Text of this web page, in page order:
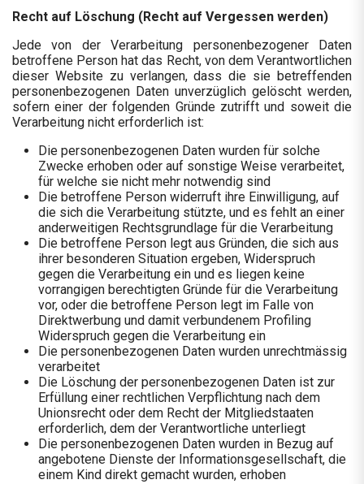
Recht auf Löschung (Recht auf Vergessen werden)
Jede von der Verarbeitung personenbezogener Daten
betroffene Person hat das Recht, von dem Verantwortlichen
dieser Website zu verlangen, dass die sie betreffenden
personenbezogenen Daten unverzüglich gelöscht werden,
sofern einer der folgenden Gründe zutrifft und soweit die
Verarbeitung nicht erforderlich ist:
Die personenbezogenen Daten wurden für solche
Zwecke erhoben oder auf sonstige Weise verarbeitet,
für welche sie nicht mehr notwendig sind
Die betroffene Person widerruft ihre Einwilligung, auf
die sich die Verarbeitung stützte, und es fehlt an einer
anderweitigen Rechtsgrundlage für die Verarbeitung
Die betroffene Person legt aus Gründen, die sich aus
ihrer besonderen Situation ergeben, Widerspruch
gegen die Verarbeitung ein und es liegen keine
vorrangigen berechtigten Gründe für die Verarbeitung
vor, oder die betroffene Person legt im Falle von
Direktwerbung und damit verbundenem Profiling
Widerspruch gegen die Verarbeitung ein
Die personenbezogenen Daten wurden unrechtmässig
verarbeitet
Die Löschung der personenbezogenen Daten ist zur
Erfüllung einer rechtlichen Verpflichtung nach dem
Unionsrecht oder dem Recht der Mitgliedstaaten
erforderlich, dem der Verantwortliche unterliegt
Die personenbezogenen Daten wurden in Bezug auf
angebotene Dienste der Informationsgesellschaft, die
einem Kind direkt gemacht wurden, erhoben